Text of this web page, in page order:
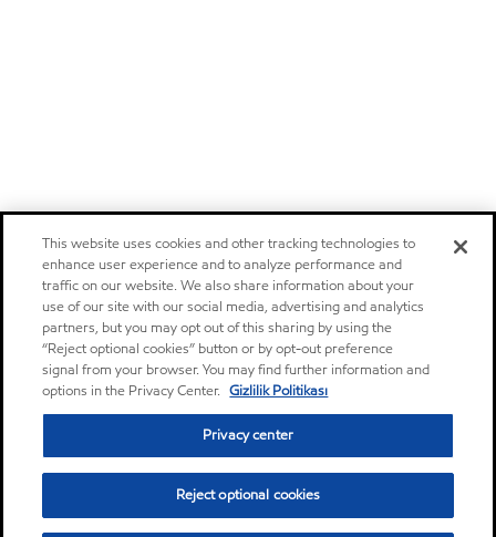
This website uses cookies and other tracking technologies to
enhance user experience and to analyze performance and
traffic on our website. We also share information about your
use of our site with our social media, advertising and analytics
partners, but you may opt out of this sharing by using the
“Reject optional cookies” button or by opt-out preference
signal from your browser. You may find further information and
options in the Privacy Center. Gizlilik Politikası
Privacy center
Reject optional cookies